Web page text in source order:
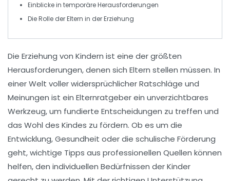
Einblicke in temporäre Herausforderungen
Die Rolle derEltern in der Erziehung
Die Erziehung von Kindern ist eine der größten
Herausforderungen, denen sich Eltern stellen müssen. In
einer Welt voller widersprüchlicher Ratschläge und
Meinungen ist ein Elternratgeberein unverzichtbares
Werkzeug, um fundierte Entscheidungen zu treffen und
das Wohl des Kindes zu fördern. Ob es um die
Entwicklung,Gesundheit oder die schulische Förderung
geht, wichtige Tipps aus professionellen Quellen können
helfen, den individuellen Bedürfnissen der Kinder